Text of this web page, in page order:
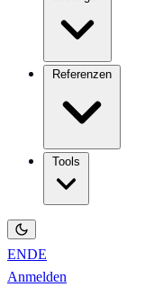
ENDE
Anmelden